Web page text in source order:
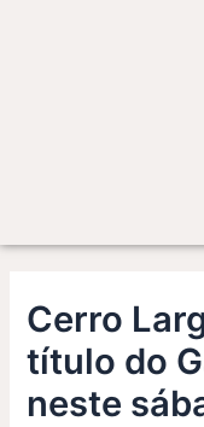
Cerro
título do
neste